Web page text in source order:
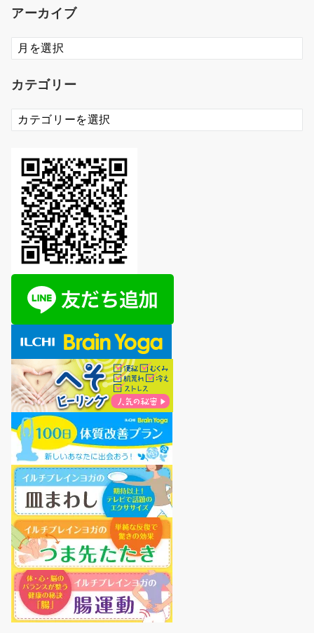
アーカイブ
ア
ー
イ
カテゴリー
カ
テ